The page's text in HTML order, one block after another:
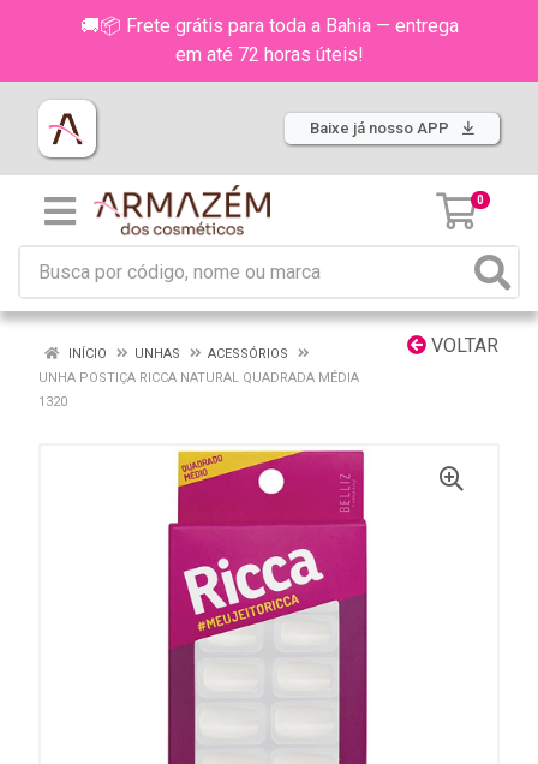
🚚📦 Frete grátis para toda a Bahia — entrega
em até 72 horas úteis!
Baixe já nosso APP
0
VOLTAR
INÍCIO UNHAS
ACESSÓRIOS
UNHA POSTIÇA RICCA NATURAL QUADRADA MÉDIA
1320